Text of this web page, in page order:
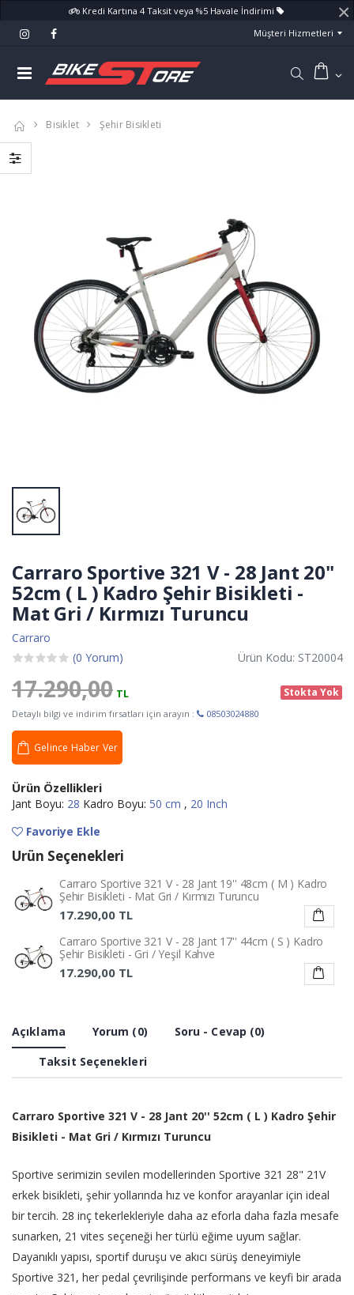
Kredi Kartına 4 Taksit veya %5 Havale İndirimi ×
Müşteri Hizmetleri
Bisiklet Şehir Bisikleti
Carraro Sportive 321 V - 28 Jant 20''
52cm ( L ) Kadro Şehir Bisikleti -
Mat Gri / Kırmızı Turuncu
Carraro
(0 Yorum)
Ürün Kodu: ST20004
17.290,00 TL Stokta Yok
Detaylı bilgi ve indirim fırsatları için arayın : 08503024880
Gelince Haber Ver
Ürün Özellikleri
Jant Boyu: 28 Kadro Boyu: 50 cm , 20 Inch
Favoriye Ekle
Ürün Seçenekleri
Carraro Sportive 321 V - 28 Jant 19'' 48cm ( M ) Kadro
Şehir Bisikleti - Mat Gri / Kırmızı Turuncu
17.290,00 TL
Carraro Sportive 321 V - 28 Jant 17'' 44cm ( S ) Kadro
Şehir Bisikleti - Gri / Yeşil Kahve
17.290,00 TL
Açıklama Yorum (0)
Soru - Cevap (0)
Taksit Seçenekleri
Carraro Sportive 321 V - 28 Jant 20'' 52cm ( L ) Kadro Şehir
Bisikleti - Mat Gri / Kırmızı Turuncu
Sportive serimizin sevilen modellerinden Sportive 321 28" 21V
erkek bisikleti, şehir yollarında hız ve konfor arayanlar için ideal
bir tercih. 28 inç tekerlekleriyle daha az eforla daha fazla mesafe
sunarken, 21 vites seçeneği her türlü eğime uyum sağlar.
Dayanıklı yapısı, sportif duruşu ve akıcı sürüş deneyimiyle
Sportive 321, her pedal çevrilişinde performans ve keyfi bir arada